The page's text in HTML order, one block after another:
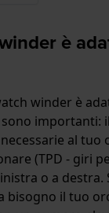
è
winder è
importanti:
al tuo
(TPD - giri
o a destra.
bisogno il tuo